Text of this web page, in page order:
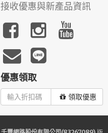
接收優惠與新產品資訊
優惠領取
領取優惠